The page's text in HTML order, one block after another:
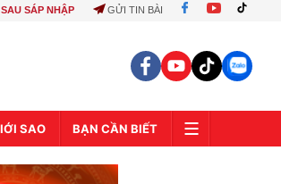
SÁP NHẬP GỬI TIN BÀI
SAO BẠN CẦN BIẾT